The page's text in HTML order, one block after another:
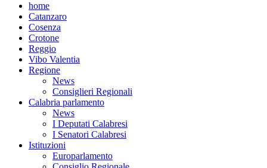
home
Catanzaro
Cosenza
Crotone
Reggio
Vibo Valentia
Regione
News
Consiglieri Regionali
Calabria parlamento
News
I Deputati Calabresi
I Senatori Calabresi
Istituzioni
Europarlamento